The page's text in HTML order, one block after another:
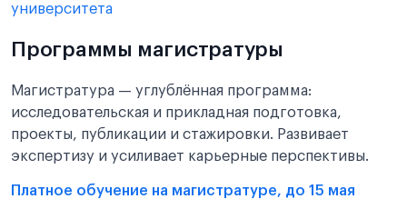
университета
Программы магистратуры
Магистратура — углублённая программа:
исследовательская и прикладная подготовка,
проекты, публикации и стажировки. Развивает
экспертизу и усиливает карьерные перспективы.
Платное обучение на магистратуре, до 15 мая